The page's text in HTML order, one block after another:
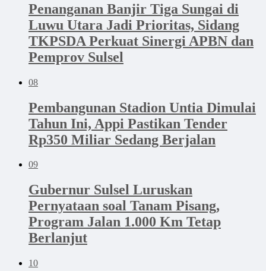
Penanganan Banjir Tiga Sungai di
Luwu Utara Jadi Prioritas, Sidang
TKPSDA Perkuat Sinergi APBN dan
Pemprov Sulsel
08
Pembangunan Stadion Untia Dimulai
Tahun Ini, Appi Pastikan Tender
Rp350 Miliar Sedang Berjalan
09
Gubernur Sulsel Luruskan
Pernyataan soal Tanam Pisang,
Program Jalan 1.000 Km Tetap
Berlanjut
10